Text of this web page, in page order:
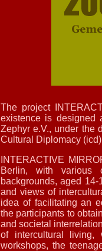
The project
existence is designed
Zephyr e.V., under the
Cultural Diplomacy
INTERACTIVE
Berlin, with various
backgrounds, aged
and views of
idea of facilitating an
the participants to
and societal
of intercultural living,
workshops, the